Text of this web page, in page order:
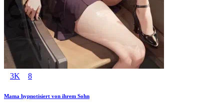
3K 8
Mama hypnotisiert von ihrem Sohn